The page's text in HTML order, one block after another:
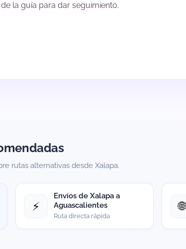
la guía para dar seguimiento.
rutas alternativas desde Xalapa.
⚡
Envíos de Xalapa a
Aguascalientes
Ruta directa rápida
🌐